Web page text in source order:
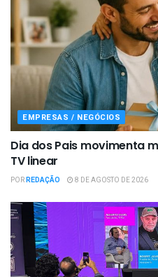
EMPRESAS / NEGÓCIOS
Dia dos Pais movimenta
TV linear
PORREDAÇÃO 8 DE AGOSTO DE 2026